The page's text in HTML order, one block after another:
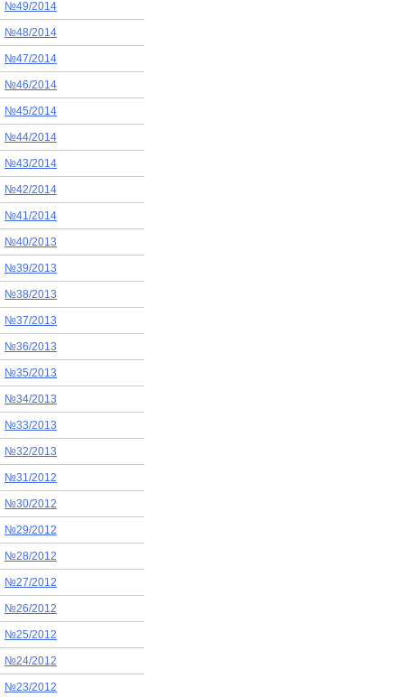
№49/2014
№48/2014
№47/2014
№46/2014
№45/2014
№44/2014
№43/2014
№42/2014
№41/2014
№40/2013
№39/2013
№38/2013
№37/2013
№36/2013
№35/2013
№34/2013
№33/2013
№32/2013
№31/2012
№30/2012
№29/2012
№28/2012
№27/2012
№26/2012
№25/2012
№24/2012
№23/2012